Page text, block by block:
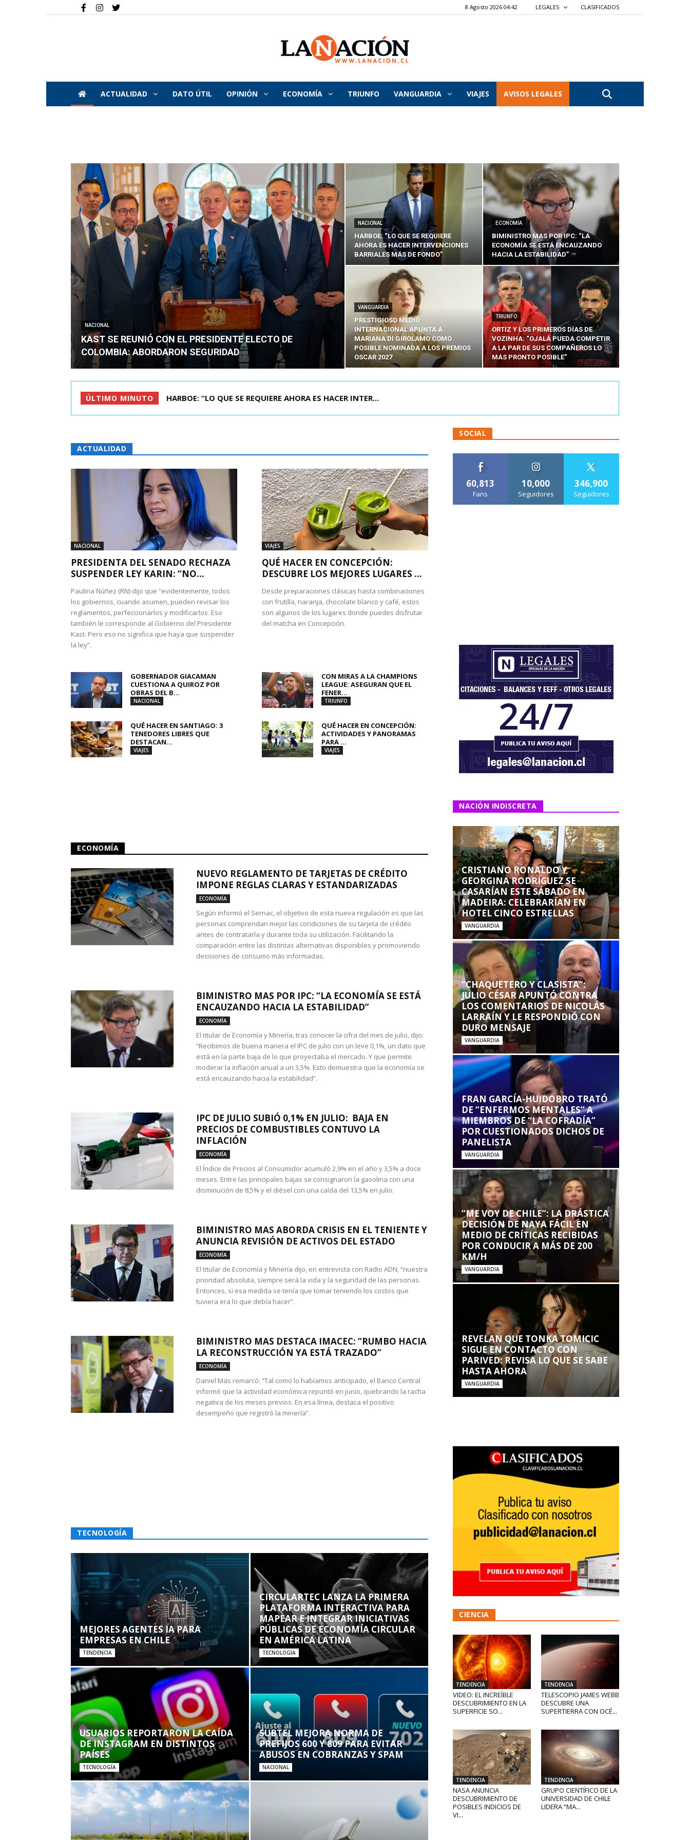
8 Agosto 2026 04:42 LEGALES CLASIFICADOS
La
Nación
ACTUALIDAD DATO ÚTIL OPINIÓN ECONOMÍA TRIUNFO VANGUARDIA VIAJES AVISOS LEGALES
NACIONAL
KAST SE REUNIÓ CON EL PRESIDENTE ELECTO DE
COLOMBIA: ABORDARON SEGURIDAD
NACIONAL
HARBOE: “LO QUE SE REQUIERE
AHORA ES HACER INTERVENCIONES
BARRIALES MÁS DE FONDO”
ECONOMÍA
BIMINISTRO MAS POR IPC: “LA
ECONOMÍA SE ESTÁ ENCAUZANDO
HACIA LA ESTABILIDAD”
VANGUARDIA
PRESTIGIOSO MEDIO
INTERNACIONAL APUNTA A
MARIANA DI GIROLAMO COMO
POSIBLE NOMINADA A LOS PREMIOS
OSCAR 2027
TRIUNFO
ORTIZ Y LOS PRIMEROS DÍAS DE
VOZINHA: “OJALÁ PUEDA COMPETIR
A LA PAR DE SUS COMPAÑEROS LO
MÁS PRONTO POSIBLE”
ÚLTIMO MINUTO BIMINISTRO MAS POR IPC: “LA ECONOMÍA SE ESTÁ ENC...
ACTUALIDAD
NACIONAL
PRESIDENTA DEL SENADO RECHAZA
SUSPENDER LEY KARIN: “NO...
Paulina Núñez (RN) dijo que “evidentemente, todos
los gobiernos, cuando asumen, pueden revisar los
reglamentos, perfeccionarlos y modificarlos. Eso
también le corresponde al Gobierno del Presidente
Kast. Pero eso no significa que haya que suspender
la ley”.
VIAJES
QUÉ HACER EN CONCEPCIÓN:
DESCUBRE LOS MEJORES LUGARES ...
Desde preparaciones clásicas hasta combinaciones
con frutilla, naranja, chocolate blanco y café, estos
son algunos de los lugares donde puedes disfrutar
del matcha en Concepción.
GOBERNADOR GIACAMAN
CUESTIONA A QUIROZ POR
OBRAS DEL B...
NACIONAL
CON MIRAS A LA CHAMPIONS
LEAGUE: ASEGURAN QUE EL
FENER...
TRIUNFO
QUÉ HACER EN SANTIAGO: 3
TENEDORES LIBRES QUE
DESTACAN...
VIAJES
QUÉ HACER EN CONCEPCIÓN:
ACTIVIDADES Y PANORAMAS
PARA ...
VIAJES
ECONOMÍA
NUEVO REGLAMENTO DE TARJETAS DE CRÉDITO
IMPONE REGLAS CLARAS Y ESTANDARIZADAS
ECONOMÍA
Según informó el Sernac, el objetivo de esta nueva regulación es que las
personas comprendan mejor las condiciones de su tarjeta de crédito
antes de contratarla y durante toda su utilización. Facilitando la
comparación entre las distintas alternativas disponibles y promoviendo
decisiones de consumo más informadas.
BIMINISTRO MAS POR IPC: “LA ECONOMÍA SE ESTÁ
ENCAUZANDO HACIA LA ESTABILIDAD”
ECONOMÍA
El titular de Economía y Minería, tras conocer la cifra del mes de julio, dijo:
“Recibimos de buena manera el IPC de julio con un leve 0,1%, un dato que
está en la parte baja de lo que proyectaba el mercado. Y que permite
moderar la inflación anual a un 3,5%. Esto demuestra que la economía se
está encauzando hacia la estabilidad”.
IPC DE JULIO SUBIÓ 0,1% EN JULIO: BAJA EN
PRECIOS DE COMBUSTIBLES CONTUVO LA
INFLACIÓN
ECONOMÍA
El Índice de Precios al Consumidor acumuló 2,9% en el año y 3,5% a doce
meses. Entre las principales bajas se consignaron la gasolina con una
disminución de 8,5% y el diésel con una caída del 13,5% en julio.
BIMINISTRO MAS ABORDA CRISIS EN EL TENIENTE Y
ANUNCIA REVISIÓN DE ACTIVOS DEL ESTADO
ECONOMÍA
El titular de Economía y Minería dijo, en entrevista con Radio ADN, “nuestra
prioridad absoluta, siempre será la vida y la seguridad de las personas.
Entonces, si esa medida se tenía que tomar teniendo los costos que
tuviera era lo que debía hacer”.
BIMINISTRO MAS DESTACA IMACEC: “RUMBO HACIA
LA RECONSTRUCCIÓN YA ESTÁ TRAZADO”
ECONOMÍA
Daniel Mas remarcó: “Tal como lo habíamos anticipado, el Banco Central
informó que la actividad económica repuntó en junio, quebrando la racha
negativa de los meses previos. En esa línea, destaca el positivo
desempeño que registró la minería”.
TECNOLOGÍA
MEJORES AGENTES IA PARA
EMPRESAS EN CHILE
TENDENCIA
CIRCULARTEC LANZA LA PRIMERA
PLATAFORMA INTERACTIVA PARA
MAPEAR E INTEGRAR INICIATIVAS
PÚBLICAS DE ECONOMÍA CIRCULAR
EN AMÉRICA LATINA
TECNOLOGÍA
USUARIOS REPORTARON LA CAÍDA
DE INSTAGRAM EN DISTINTOS
PAÍSES
TECNOLOGÍA
SUBTEL MEJORA NORMA DE
PREFIJOS 600 Y 809 PARA EVITAR
ABUSOS EN COBRANZAS Y SPAM
NACIONAL
SOCIAL
60,813
Fans
10,000
Seguidores
346,900
Seguidores
NACIÓN INDISCRETA
CRISTIANO RONALDO Y
GEORGINA RODRÍGUEZ SE
CASARÍAN ESTE SÁBADO EN
MADEIRA: CELEBRARÍAN EN
HOTEL CINCO ESTRELLAS
VANGUARDIA
“CHAQUETERO Y CLASISTA”:
JULIO CÉSAR APUNTÓ CONTRA
LOS COMENTARIOS DE NICOLÁS
LARRAÍN Y LE RESPONDIÓ CON
DURO MENSAJE
VANGUARDIA
FRAN GARCÍA-HUIDOBRO TRATÓ
DE “ENFERMOS MENTALES” A
MIEMBROS DE “LA COFRADÍA”
POR CUESTIONADOS DICHOS DE
PANELISTA
VANGUARDIA
“ME VOY DE CHILE”: LA DRÁSTICA
DECISIÓN DE NAYA FÁCIL EN
MEDIO DE CRÍTICAS RECIBIDAS
POR CONDUCIR A MÁS DE 200
KM/H
VANGUARDIA
REVELAN QUE TONKA TOMICIC
SIGUE EN CONTACTO CON
PARIVED: REVISA LO QUE SE SABE
HASTA AHORA
VANGUARDIA
CIENCIA
TENDENCIA
VIDEO: EL INCREÍBLE
DESCUBRIMIENTO EN LA
SUPERFICIE SO...
TENDENCIA
TELESCOPIO JAMES WEBB
DESCUBRE UNA
SUPERTIERRA CON OCÉ...
TENDENCIA
NASA ANUNCIA
DESCUBRIMIENTO DE
POSIBLES INDICIOS DE
VI...
TENDENCIA
GRUPO CIENTÍFICO DE LA
UNIVERSIDAD DE CHILE
LIDERA “MA...